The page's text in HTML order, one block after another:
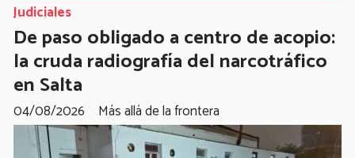
De paso obligado a centro de acopio:
la cruda radiografía del narcotráfico
en Salta
Más allá de la frontera
Judiciales
04/08/2026